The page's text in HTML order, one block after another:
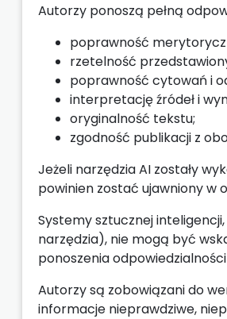
Autorzy ponoszą pełną
poprawność
rzetelność
poprawność cytowań i
interpretację źródeł i
oryginalność tekstu;
zgodność publikacji z
Jeżeli narzędzia AI zostały
powinien zostać ujawniony w
Systemy sztucznej
narzędzia), nie mogą być
ponoszenia
Autorzy są zobowiązani do
informacje nieprawdziwe,